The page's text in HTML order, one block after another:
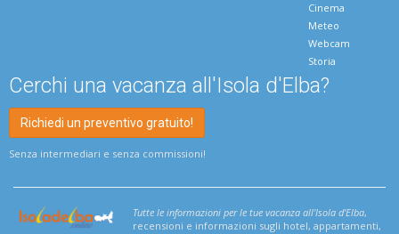
Cinema
Meteo
Webcam
Storia
Cerchi una vacanza all'Isola d'Elba?
Richiedi un preventivo gratuito!
Senza intermediari e senza commissioni!
Tutte le informazioni per le tue vacanza all'Isola d'Elba,
recensioni e informazioni sugli hotel, appartamenti,